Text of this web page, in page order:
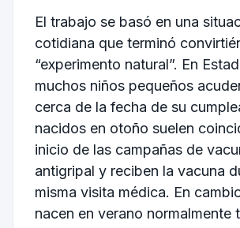
El trabajo se basó en una
cotidiana que terminó
“experimento natural”. En
muchos niños pequeños
cerca de la fecha de su
nacidos en otoño suelen
inicio de las campañas de
antigripal y reciben la vacuna
misma visita médica. En
nacen en verano normalmente